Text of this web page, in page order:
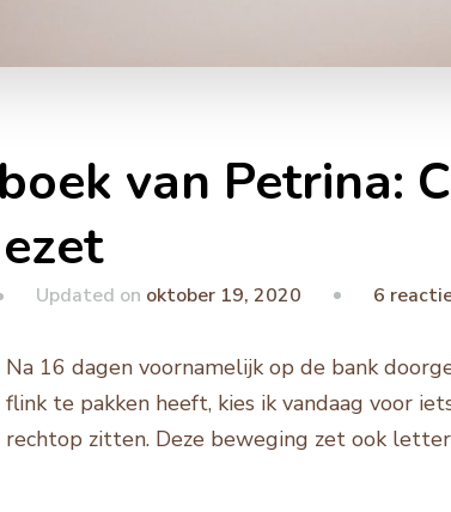
van Petrina:
Updated on oktober 19, 2020 6
Na 16 dagen voornamelijk op de bank
flink te pakken heeft, kies ik vandaag voor
rechtop zitten. Deze beweging zet ook